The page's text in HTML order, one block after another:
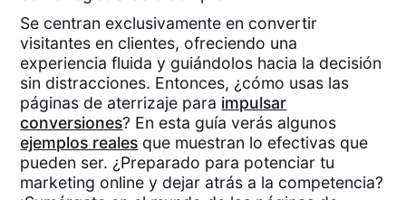
Se centran exclusivamente en convertir
visitantes en clientes, ofreciendo una
experiencia fluida y guiándolos hacia la decisión
sin distracciones. Entonces, ¿cómo usas las
páginas de aterrizaje para impulsar
conversiones? En esta guía verás algunos
ejemplos reales que muestran lo efectivas que
pueden ser. ¿Preparado para potenciar tu
marketing online y dejar atrás a la competencia?